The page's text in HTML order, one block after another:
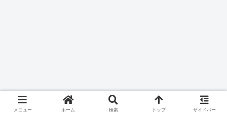
メニュー ホーム 検索 トップ サイドバー